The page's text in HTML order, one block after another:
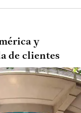
y
de clientes